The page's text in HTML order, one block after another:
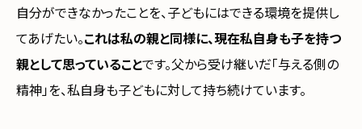
自分ができなかったことを、子どもにはできる環境を提供し
てあげたい。これは私の親と同様に、現在私自身も子を持つ
親として思っていることです。父から受け継いだ「与える側の
精神」を、私自身も子どもに対して持ち続けています。